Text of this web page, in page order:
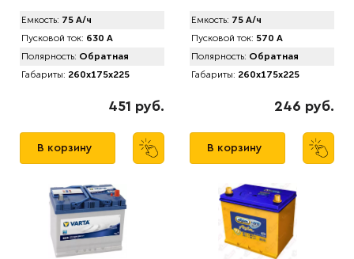
Емкость: 75 А/ч
Пусковой ток: 630 А
Полярность: Обратная
Габариты: 260x175x225
451 руб.
В корзину
Емкость: 75 А/ч
Пусковой ток: 570 А
Полярность: Обратная
Габариты: 260x175x225
246 руб.
В корзину